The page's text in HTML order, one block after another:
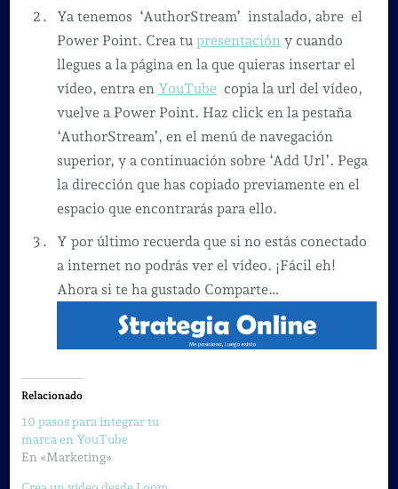
3
pasos
Ya tenemos ‘AuthorStream’ instalado, abre el
Power Point. Crea tu presentacióny cuando
llegues a la página en la que quieras insertar el
vídeo, entra en YouTube copia la url del vídeo,
vuelve a Power Point. Haz click en la pestaña
‘AuthorStream’, en el menú de navegación
superior, y a continuación sobre ‘Add Url’. Pega
la dirección que has copiado previamente en el
espacio que encontrarás para ello.
Y por último recuerda que si no estás conectado
a internet no podrás ver el vídeo. ¡Fácil eh!
Ahora si te ha gustado Comparte…
Relacionado
10 pasos para integrar tu
marca en YouTube
En «Marketing»